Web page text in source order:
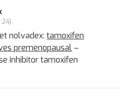
nolvadex:tamoxifen
premenopausal –
inhibitor tamoxifen